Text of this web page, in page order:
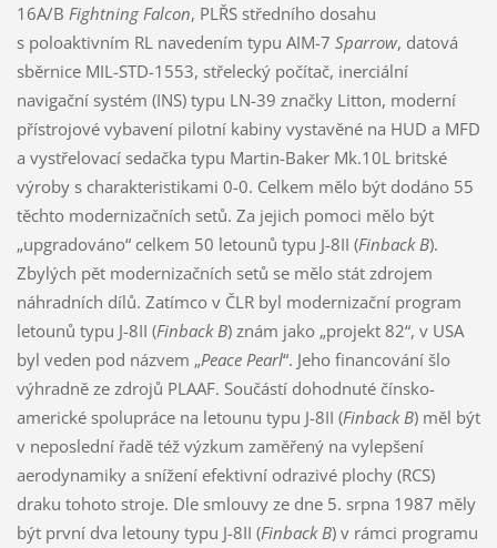
16A/B Fightning Falcon, PLŘS středního dosahu
s poloaktivním RL navedením typu AIM-7 Sparrow, datová
sběrnice MIL-STD-1553, střelecký počítač, inerciální
navigační systém (INS) typu LN-39 značky Litton, moderní
přístrojové vybavení pilotní kabiny vystavěné na HUD a MFD
a vystřelovací sedačka typu Martin-Baker Mk.10L britské
výroby s charakteristikami 0-0. Celkem mělo být dodáno 55
těchto modernizačních setů. Za jejich pomoci mělo být
„upgradováno“ celkem 50 letounů typu J-8II (Finback B).
Zbylých pět modernizačních setů se mělo stát zdrojem
náhradních dílů. Zatímco v ČLR byl modernizační program
letounů typu J-8II (Finback B) znám jako „projekt 82“, v USA
byl veden pod názvem „Peace Pearl“. Jeho financování šlo
výhradně ze zdrojů PLAAF. Součástí dohodnuté čínsko-
americké spolupráce na letounu typu J-8II (Finback B) měl být
v neposlední řadě též výzkum zaměřený na vylepšení
aerodynamiky a snížení efektivní odrazivé plochy (RCS)
draku tohoto stroje. Dle smlouvy ze dne 5. srpna 1987 měly
být první dva letouny typu J-8II (Finback B) v rámci programu